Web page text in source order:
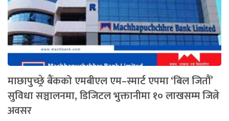
माछापुच्छ्रे बैंकको एमबीएल एम–स्मार्ट एपमा ‘बिल जितौं’
सुविधा सञ्चालनमा, डिजिटल भुक्तानीमा १० लाखसम्म जित्ने
अवसर